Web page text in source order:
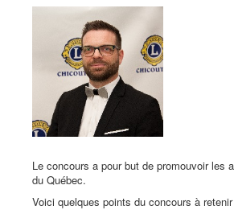
Le concours a pour but de promouvoir les
du Québec.
Voici quelques points du concours à